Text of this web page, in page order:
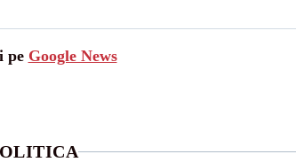
pe Google News